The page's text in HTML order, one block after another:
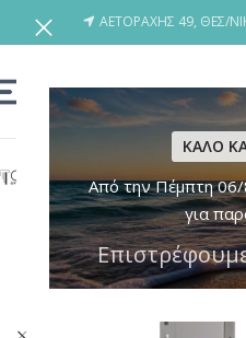
ΚΑΛΟ
Από την Πέμπτη 06/
για
ΑΕΤΟΡΑΧΗΣ 49, ΘΕΣ/